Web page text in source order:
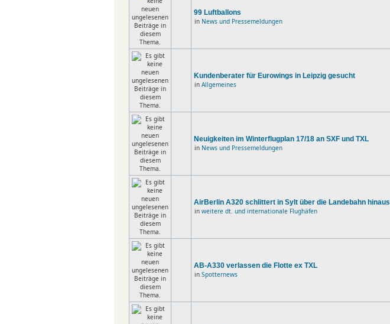
99 Luftballons
in News und Pressemeldungen
Kundenberater für Eurowings in Leipzig gesucht
in Allgemeines
Neuigkeiten im Winterflugplan 17/18 an SXF und TXL
in News und Pressemeldungen
AirBerlin A320 schlittert in Sylt über die Landebahn hinaus
in weitere dt. und internationale Flughäfen
AB-A330 verlassen die Flotte ex TXL
in Spotternews